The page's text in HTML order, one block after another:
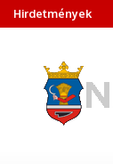
Hirdetmények